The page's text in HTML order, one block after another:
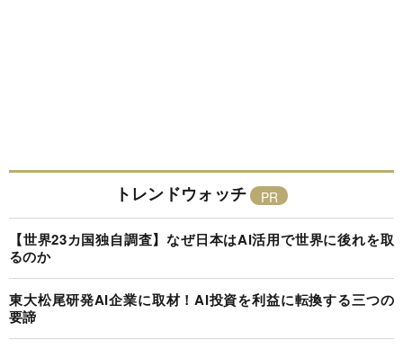
トレンドウォッチ
【世界23カ国独自調査】なぜ日本はAI活用で世界に後れを取
るのか
東大松尾研発AI企業に取材！AI投資を利益に転換する三つの
要諦